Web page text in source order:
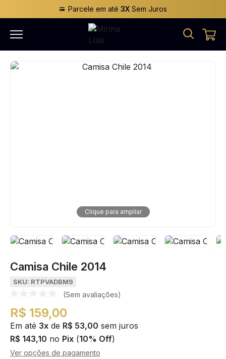
Parcele em até 3XSem Juros
Clique para ampliar
Camisa Chile 2014
SKU: RTPVADBM9
(Sem avaliações)
R$ 159,00
Em até 3x de R$ 53,00 sem juros
R$ 143,10 no Pix (10% Off)
Ver opções de pagamento